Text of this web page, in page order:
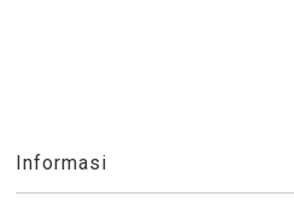
Informasi